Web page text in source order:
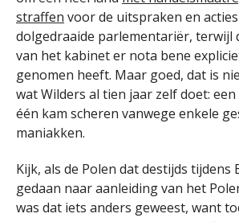
straffen voor de uitspraken en
dolgedraaide parlementariër, terwijl
van het kabinet er nota bene
genomen heeft. Maar goed, dat is
wat Wilders al tien jaar zelf doet:
één kam scheren vanwege enkele
maniakken.
Kijk, als de Polen dat destijds tijdens
gedaan naar aanleiding van het
was dat iets anders geweest, want